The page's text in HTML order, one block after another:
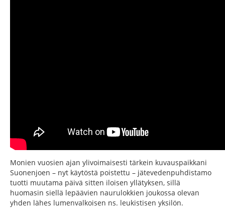
Monien vuosien ajan ylivoimaisesti tärkein kuvauspaikkani
Suonenjoen – nyt käytöstä poistettu – jätevedenpuhdistamo
tuotti muutama päivä sitten iloisen yllätyksen, sillä
huomasin siellä lepäävien naurulokkien joukossa olevan
yhden lähes lumenvalkoisen ns. leukistisen yksilön.